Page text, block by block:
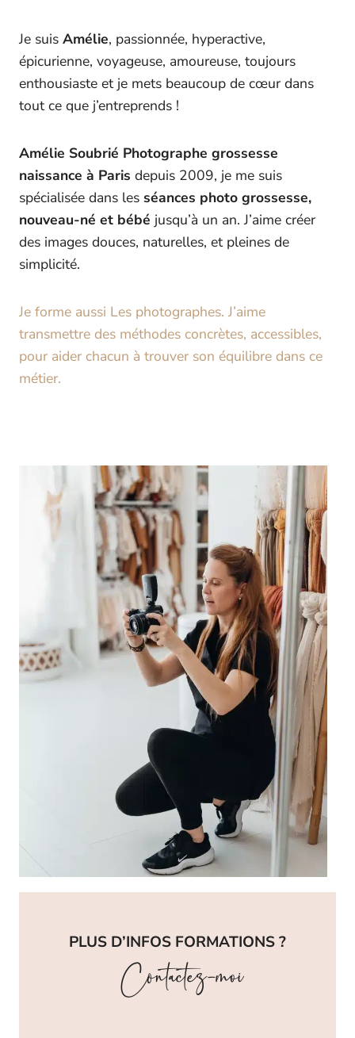
Je suis Amélie, passionnée, hyperactive,
épicurienne, voyageuse, amoureuse, toujours
enthousiaste et je mets beaucoup de cœur dans
tout ce que j’entreprends !
Amélie Soubrié Photographe grossesse
naissance à Paris depuis 2009, je me suis
spécialisée dans les séances photo grossesse,
nouveau-né et bébé jusqu’à un an. J’aime créer
des images douces, naturelles, et pleines de
simplicité.
Je forme aussi Les photographes. J’aime
transmettre des méthodes concrètes, accessibles,
pour aider chacun à trouver son équilibre dans ce
métier.
PLUS D’INFOS FORMATIONS ?
Contactez-moi